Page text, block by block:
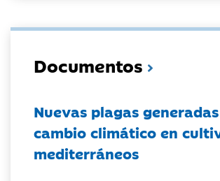
Documentos
Nuevas plagas
cambio climático en
mediterráneos